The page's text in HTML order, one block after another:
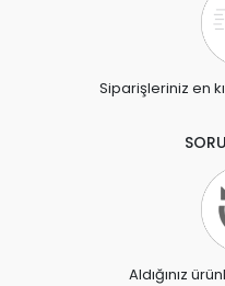
Siparişleriniz en
Aldığınız